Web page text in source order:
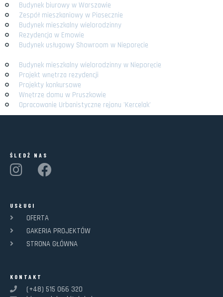
Budynek biurowy w Warszawie
Zespół mieszkaniowy w Piasecznie
Budynek mieszkalny wielorodzinny
Rezydencja w Emowie
Budynek usługowy Showroom w Nieporęcie
Budynek mieszkalny wielorodzinny w Nieporęcie
Projekt wnętrza rezydencji
Projekty konkursowe
Wnętrze domu w Pruszkowie
Opracowanie Urbanistyczne rejonu 'Kercelak'
ŚLEDŹ NAS
USŁUGI
OFERTA
GAKERIA PROJEKTÓW
STRONA GŁÓWNA
KONTAKT
(+48) 515 066 320